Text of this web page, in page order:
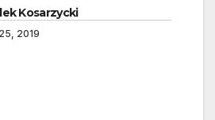
Kosarzycki
2019